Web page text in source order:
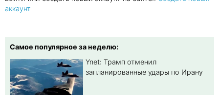
аккаунт
Самое популярное за неделю:
Ynet: Трамп отменил
запланированные удары по Ирану